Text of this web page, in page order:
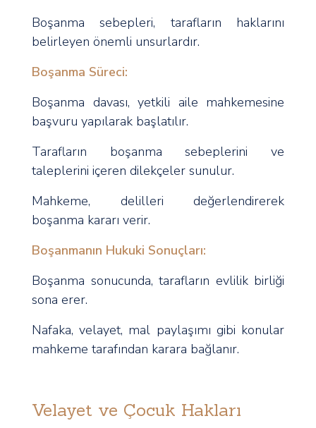
Boşanma sebepleri, tarafların haklarını
belirleyen önemli unsurlardır.
Boşanma Süreci:
Boşanma davası, yetkili aile mahkemesine
başvuru yapılarak başlatılır.
Tarafların boşanma sebeplerini ve
taleplerini içeren dilekçeler sunulur.
Mahkeme, delilleri değerlendirerek
boşanma kararı verir.
Boşanmanın Hukuki Sonuçları:
Boşanma sonucunda, tarafların evlilik birliği
sona erer.
Nafaka, velayet, mal paylaşımı gibi konular
mahkeme tarafından karara bağlanır.
Velayet ve Çocuk Hakları